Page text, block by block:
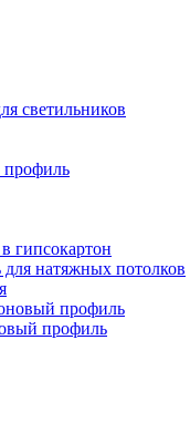
светильников
профиль
гипсокартон
натяжных потолков
профиль